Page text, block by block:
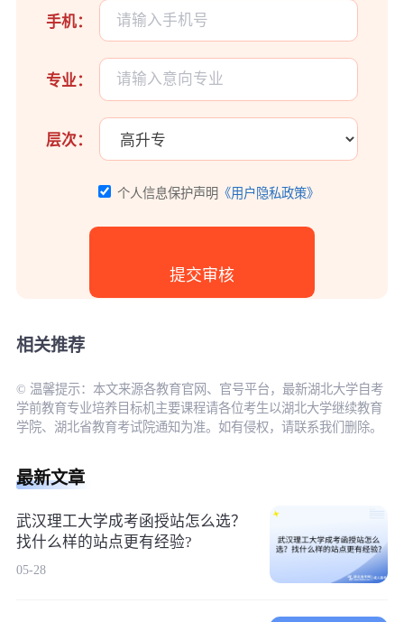
手机：
专业：
层次：
个人信息保护声明 《用户隐私政策》
相关推荐
© 温馨提示：本文来源各教育官网、官号平台，最新湖北大学自考
学前教育专业培养目标机主要课程请各位考生以湖北大学继续教育
学院、湖北省教育考试院通知为准。如有侵权，请联系我们删除。
最新文章
武汉理工大学成考函授站怎么选？
找什么样的站点更有经验?
05-28